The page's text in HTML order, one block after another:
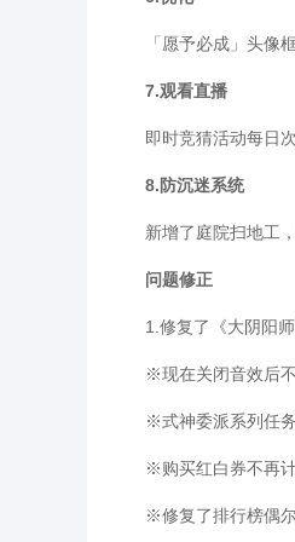
「愿予必成」头像框
7.观看直播
即时竞猜活动每日次
8.防沉迷系统
新增了庭院扫地工，
问题修正
1.修复了《大阴阳师
※现在关闭音效后不
※式神委派系列任务
※购买红白券不再计
※修复了排行榜偶尔